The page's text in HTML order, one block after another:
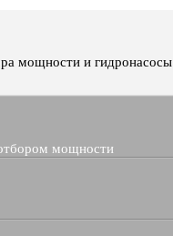
мощности и гидронасосы
мощности